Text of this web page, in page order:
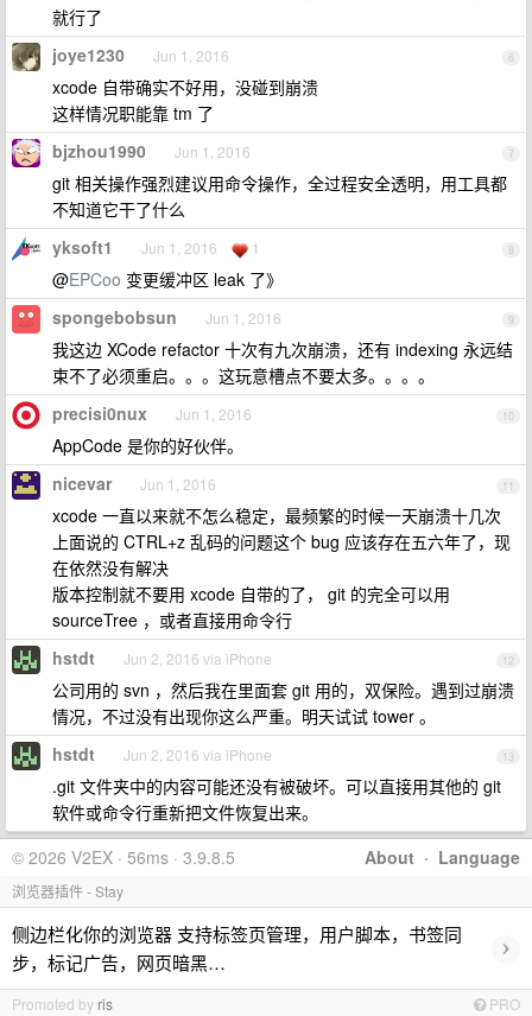
就行了
6
joye1230 Jun 1, 2016
xcode 自带确实不好用，没碰到崩溃
这样情况职能靠 tm 了
7
bjzhou1990 Jun 1, 2016
git 相关操作强烈建议用命令操作，全过程安全透明，用工具都
不知道它干了什么
8
yksoft1 Jun 1, 2016 1
@EPCoo 变更缓冲区 leak 了》
9
spongebobsun Jun 1, 2016
我这边 XCode refactor 十次有九次崩溃，还有 indexing 永远结
束不了必须重启。。。这玩意槽点不要太多。。。。
10
precisi0nux Jun 1, 2016
AppCode 是你的好伙伴。
11
nicevar Jun 1, 2016
xcode 一直以来就不怎么稳定，最频繁的时候一天崩溃十几次
上面说的 CTRL+z 乱码的问题这个 bug 应该存在五六年了，现
在依然没有解决
版本控制就不要用 xcode 自带的了， git 的完全可以用
sourceTree ，或者直接用命令行
12
hstdt Jun 2, 2016 via iPhone
公司用的 svn ，然后我在里面套 git 用的，双保险。遇到过崩溃
情况，不过没有出现你这么严重。明天试试 tower 。
13
hstdt Jun 2, 2016 via iPhone
.git 文件夹中的内容可能还没有被破坏。可以直接用其他的 git
软件或命令行重新把文件恢复出来。
About · Language
© 2026 V2EX · 56ms · 3.9.8.5
浏览器插件 - Stay
侧边栏化你的浏览器 支持标签页管理，用户脚本，书签同
步，标记广告，网页暗黑…
›
Promoted by ris PRO